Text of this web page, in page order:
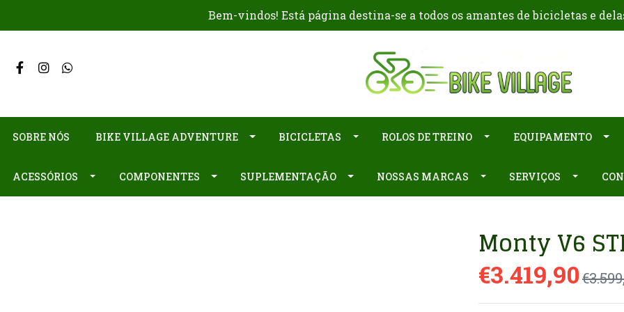
Bem-vindos! Está página destina-se a todos os amantes de bicicletas e
SOBRE NÓS BIKE VILLAGE ADVENTURE BICICLETAS ROLOS DE TREINO EQUIPAMENTO
ACESSÓRIOS COMPONENTES SUPLEMENTAÇÃO NOSSAS MARCAS SERVIÇOS
Monty V6
€3.419,90